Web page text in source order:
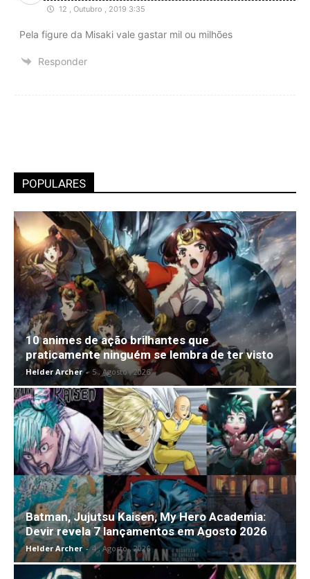
12 , Outubro , 2019 3:35
Pela figure da Misaki vale gastar mil ou milhões
Responder
POPULARES
10 animes de ação brilhantes que
praticamente ninguém se lembra de ter visto
Helder Archer - 5 , Agosto , 2026
Batman, Jujutsu Kaisen, My Hero Academia:
Devir revela 7 lançamentos em Agosto 2026
Helder Archer - 4 , Agosto , 2026